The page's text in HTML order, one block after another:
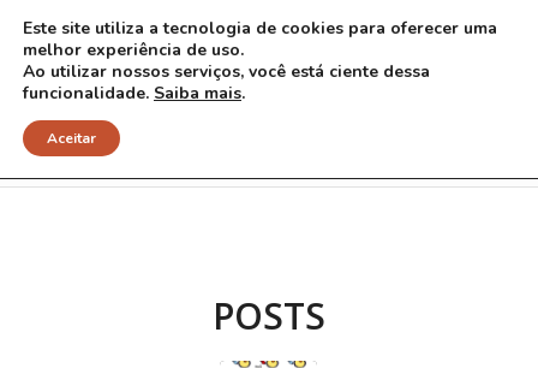
Arquivo para Tag: second hit
POSTS
Este site utiliza a tecnologia de cookies para oferecer uma
melhor experiência de uso.
Ao utilizar nossos serviços, você está ciente dessa
funcionalidade. Saiba mais.
Aceitar